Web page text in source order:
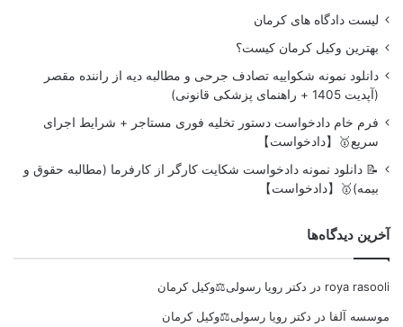
لیست دادگاه های کرمان
بهترین وکیل کرمان کیست؟
دانلود نمونه شکواییه تصادف جرحی و مطالبه دیه از راننده مقصر
(آپدیت 1405 + راهنمای پزشکی قانونی)
فرم خام دادخواست دستور تخلیه فوری مستاجر + شرایط اجرای
سریع🥇【دادخواست】
📝 دانلود نمونه دادخواست شکایت کارگر از کارفرما (مطالبه حقوق و
بیمه)🥇【دادخواست】
آخرین دیدگاه‌ها
roya rasooli در دکتر رویا رسولی⚖️وکیل کرمان
موسسه آلفا در دکتر رویا رسولی⚖️وکیل کرمان